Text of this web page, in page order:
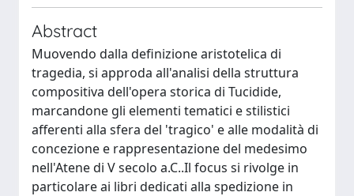
Abstract
Muovendo dalla definizione aristotelica di
tragedia, si approda all'analisi della struttura
compositiva dell'opera storica di Tucidide,
marcandone gli elementi tematici e stilistici
afferenti alla sfera del 'tragico' e alle modalità di
concezione e rappresentazione del medesimo
nell'Atene di V secolo a.C..Il focus si rivolge in
particolare ai libri dedicati alla spedizione in